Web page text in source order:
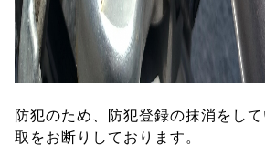
防犯のため、防犯登録の抹消をし
取をお断りしております。